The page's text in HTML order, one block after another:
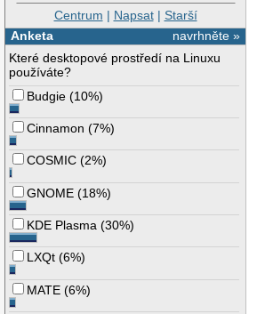
Centrum | Napsat| Starší
navrhněte »
Anketa
Které desktopové prostředí na Linuxu
používáte?
Budgie (10%)
Cinnamon (7%)
COSMIC (2%)
GNOME (18%)
KDE Plasma (30%)
LXQt (6%)
MATE (6%)